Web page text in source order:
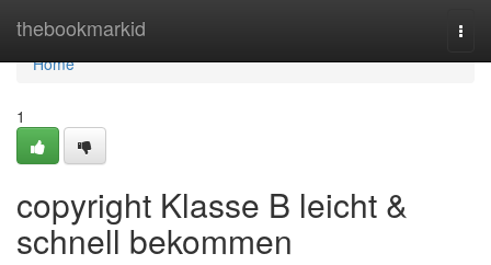
thebookmarkid
Home
Home
1
copyright Klasse B leicht &
schnell bekommen